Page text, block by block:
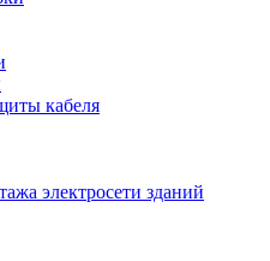
кабеля
электросети зданий